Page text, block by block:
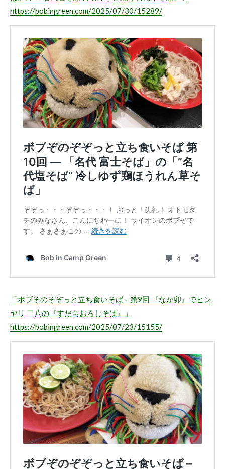
https://bobingreen.com/2025/07/30/15289/
「ボブぞのぞぞっと立ち食いそば – 第9回 『なか卯』でヒン
ヤリ 二八の『すだちおろしそば』」
https://bobingreen.com/2025/07/23/15155/